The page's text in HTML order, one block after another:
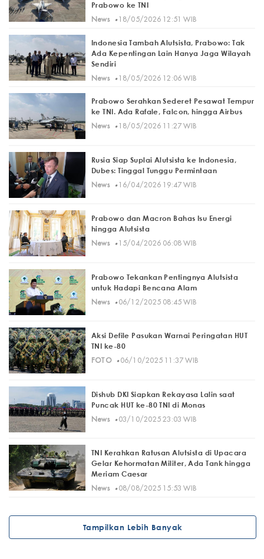
Prabowo ke TNI
News· 18/05/2026 12:51 WIB
Indonesia Tambah Alutsista, Prabowo: Tak
Ada Kepentingan Lain Hanya Jaga Wilayah
Sendiri
News· 18/05/2026 12:06 WIB
Prabowo Serahkan Sederet Pesawat Tempur
ke TNI. Ada Rafale, Falcon, hingga Airbus
News· 18/05/2026 11:27 WIB
Rusia Siap Suplai Alutsista ke Indonesia,
Dubes: Tinggal Tunggu Permintaan
News· 16/04/2026 19:47 WIB
Prabowo dan Macron Bahas Isu Energi
hingga Alutsista
News· 15/04/2026 06:08 WIB
Prabowo Tekankan Pentingnya Alutsista
untuk Hadapi Bencana Alam
News· 06/12/2025 08:45 WIB
Aksi Defile Pasukan Warnai Peringatan HUT
TNI ke-80
FOTO· 06/10/2025 11:37 WIB
Dishub DKI Siapkan Rekayasa Lalin saat
Puncak HUT ke-80 TNI di Monas
News· 03/10/2025 23:03 WIB
TNI Kerahkan Ratusan Alutsista di Upacara
Gelar Kehormatan Militer, Ada Tank hingga
Meriam Caesar
News· 08/08/2025 15:53 WIB
Tampilkan Lebih Banyak